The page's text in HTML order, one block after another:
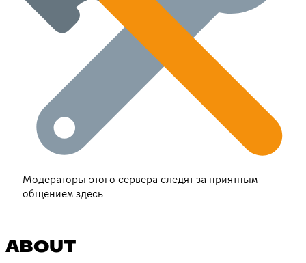
Модераторы этого сервера следят за приятным
общением здесь
ABOUT